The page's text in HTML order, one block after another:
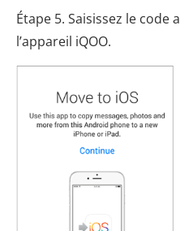
Étape 5. Saisissez le code
l’appareil iQOO.